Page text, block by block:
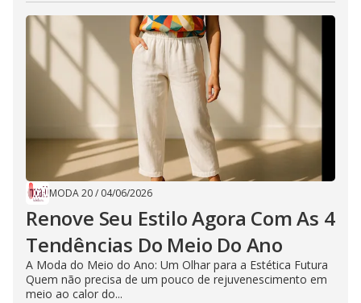
MODA 20/ 04/06/2026
Renove Seu Estilo Agora Com As 4
Tendências Do Meio Do Ano
A Moda do Meio do Ano: Um Olhar para a Estética Futura
Quem não precisa de um pouco de rejuvenescimento em
meio ao calor do...